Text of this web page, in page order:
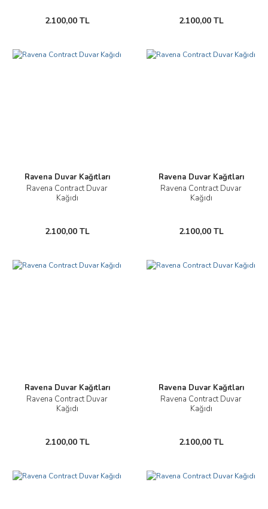
2.100,00 TL 2.100,00 TL
Ravena Duvar Kağıtları
Ravena Contract Duvar
Kağıdı
2.100,00 TL
Ravena Duvar Kağıtları
Ravena Contract Duvar
Kağıdı
2.100,00 TL
Ravena Duvar Kağıtları
Ravena Contract Duvar
Kağıdı
2.100,00 TL
Ravena Duvar Kağıtları
Ravena Contract Duvar
Kağıdı
2.100,00 TL